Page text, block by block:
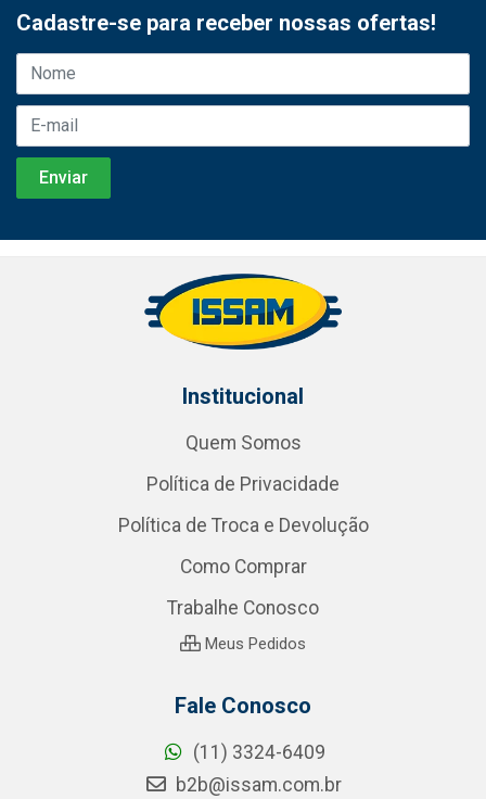
Cadastre-se para receber nossas ofertas!
Institucional
Quem Somos
Política de Privacidade
Política de Troca e Devolução
Como Comprar
Trabalhe Conosco
Meus Pedidos
Fale Conosco
(11) 3324-6409
b2b@issam.com.br